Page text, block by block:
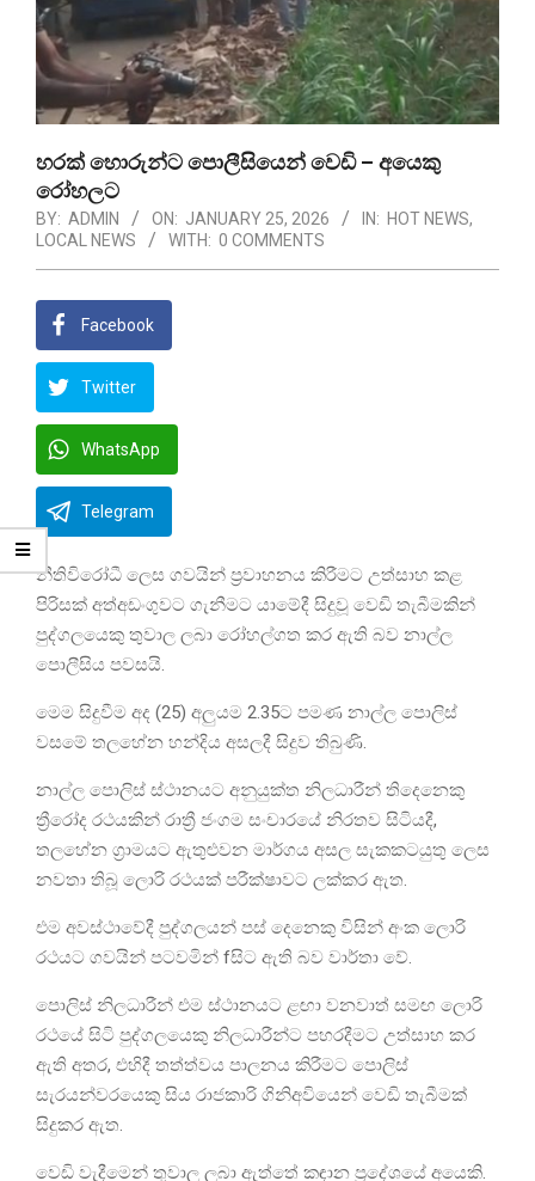
හරක් හොරුන්ට පොලීසියෙන් වෙඩි – අයෙකු
රෝහලට
BY: ADMIN ON: JANUARY 25, 2026 IN: HOT NEWS,
LOCAL NEWS
WITH: 0 COMMENTS
Facebook
Twitter
WhatsApp
Telegram
නීතිවිරෝධී ලෙස ගවයින් ප්‍රවාහනය කිරීමට උත්සාහ කළ
පිරිසක් අත්අඩංගුවට ගැනීමට යාමේදී සිදුවූ වෙඩි තැබීමකින්
පුද්ගලයෙකු තුවාල ලබා රෝහල්ගත කර ඇති බව නාල්ල
පොලීසිය පවසයි.
මෙම සිදුවීම අද (25) අලුයම 2.35ට පමණ නාල්ල පොලිස්
වසමේ තලහේන හන්දිය අසලදී සිදුව තිබුණි.
නාල්ල පොලිස් ස්ථානයට අනුයුක්ත නිලධාරීන් තිදෙනෙකු
ත්‍රීරෝද රථයකින් රාත්‍රී ජංගම සංචාරයේ නිරතව සිටියදී,
තලහේන ග්‍රාමයට ඇතුළුවන මාර්ගය අසල සැකකටයුතු ලෙස
නවතා තිබූ ලොරි රථයක් පරීක්ෂාවට ලක්කර ඇත.
එම අවස්ථාවේදී පුද්ගලයන් පස් දෙනෙකු විසින් අංක ලොරි
රථයට ගවයින් පටවමින් fසිට ඇති බව වාර්තා වේ.
පොලිස් නිලධාරීන් එම ස්ථානයට ළඟා වනවාත් සමඟ ලොරි
රථයේ සිටි පුද්ගලයෙකු නිලධාරීන්ට පහරදීමට උත්සාහ කර
ඇති අතර, එහිදී තත්ත්වය පාලනය කිරීමට පොලිස්
සැරයන්වරයෙකු සිය රාජකාරි ගිනිඅවියෙන් වෙඩි තැබීමක්
සිදුකර ඇත.
වෙඩි වැදීමෙන් තුවාල ලබා ඇත්තේ කඳාන ප්‍රදේශයේ අයෙකි.